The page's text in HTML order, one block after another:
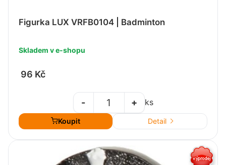
Figurka LUX VRFB0104 | Badminton
Skladem v e-shopu
96 Kč
+
- ks
Koupit Detail